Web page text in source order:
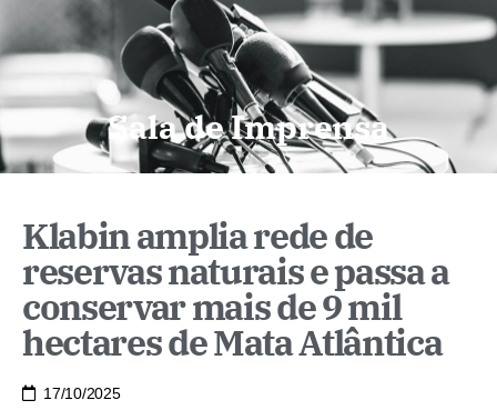
Sala de Imprensa
Klabin amplia rede de
reservas naturais e passa a
conservar mais de 9 mil
hectares de Mata Atlântica
17/10/2025